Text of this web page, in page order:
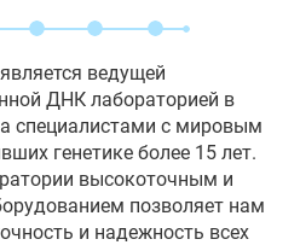
ведущей
ДНК лабораторией в
специалистами с мировым
генетике более 15 лет.
высокоточным и
позволяет нам
и надежность всех